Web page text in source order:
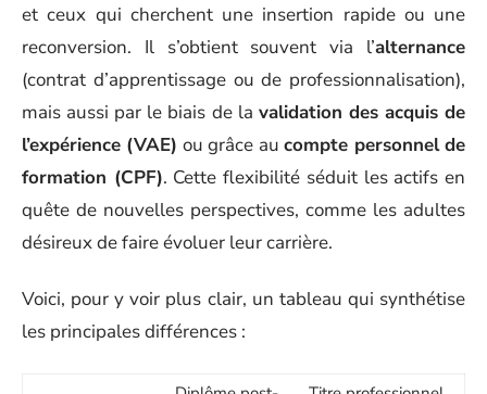
et ceux qui cherchent une insertion rapide ou une
reconversion. Il s’obtient souvent via l’alternance
(contrat d’apprentissage ou de professionnalisation),
mais aussi par le biais de la validation des acquis de
l’expérience (VAE) ou grâce aucompte personnel de
formation (CPF). Cette flexibilité séduit les actifs en
quête de nouvelles perspectives, comme les adultes
désireux de faire évoluer leur carrière.
Voici, pour y voir plus clair, un tableau qui synthétise
les principales différences :